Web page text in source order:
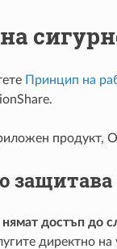
Принцип на
продукт,
защитава
нямат достъп до
директно